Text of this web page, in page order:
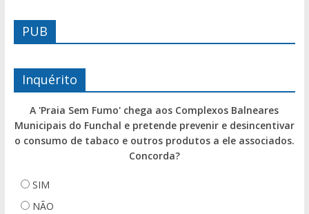
PUB
Inquérito
A 'Praia Sem Fumo' chega aos Complexos Balneares
Municipais do Funchal e pretende prevenir e desincentivar
o consumo de tabaco e outros produtos a ele associados.
Concorda?
SIM
NÃO